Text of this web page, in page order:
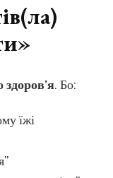
здоров’я. Бо:
їжі